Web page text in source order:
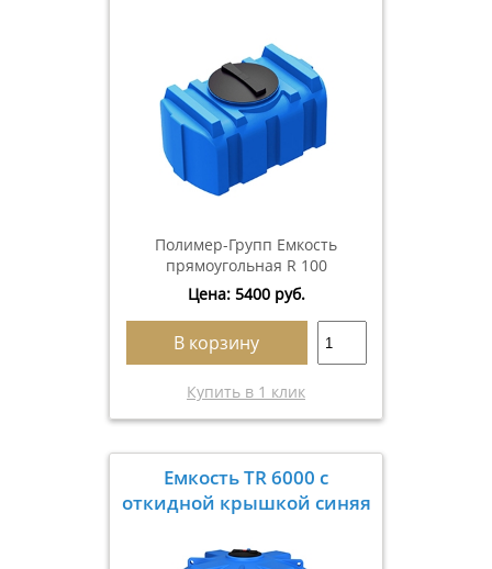
Полимер-Групп Емкость
прямоугольная R 100
Цена: 5400 руб.
В корзину
Купить в 1 клик
Емкость TR 6000 с
откидной крышкой синяя